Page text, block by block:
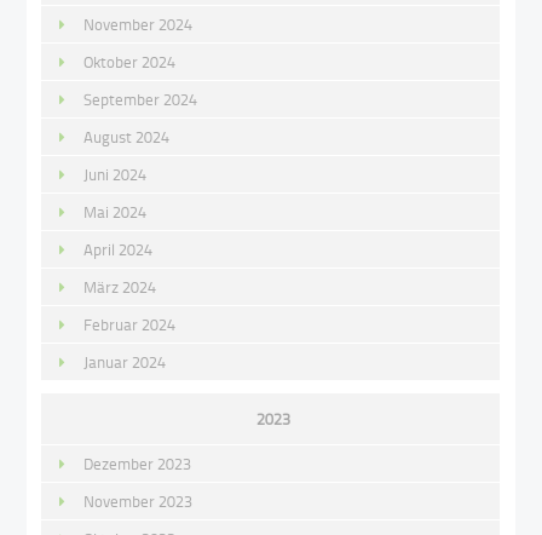
November 2024
Oktober 2024
September 2024
August 2024
Juni 2024
Mai 2024
April 2024
März 2024
Februar 2024
Januar 2024
2023
Dezember 2023
November 2023